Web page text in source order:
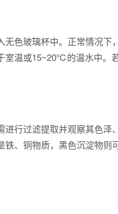
无色玻璃杯中。正常情况
室温或15~20℃的温水中。
进行过滤提取并观察其色
、铜物质，黑色沉淀物则